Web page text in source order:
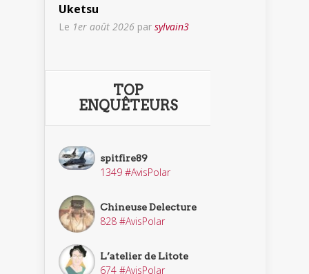
Uketsu
Le 1er août 2026 par sylvain3
TOP
ENQUÊTEURS
spitfire89
1349 #AvisPolar
Chineuse Delecture
828 #AvisPolar
L’atelier de Litote
674 #AvisPolar